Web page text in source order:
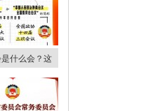
什么会？这